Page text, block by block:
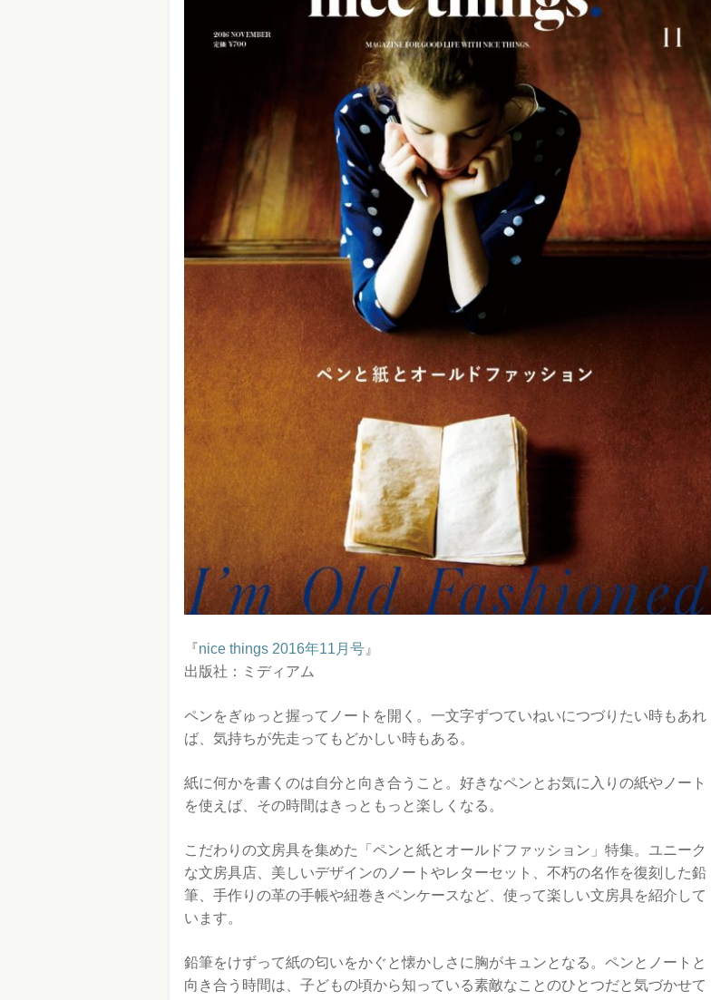
『nice things 2016年11月号 』
出版社：ミディアム
ペンをぎゅっと握ってノートを開く。一文字ずつていねいにつづりたい時もあれ
ば、気持ちが先走ってもどかしい時もある。
紙に何かを書くのは自分と向き合うこと。好きなペンとお気に入りの紙やノート
を使えば、その時間はきっともっと楽しくなる。
こだわりの文房具を集めた「ペンと紙とオールドファッション」特集。ユニーク
な文房具店、美しいデザインのノートやレターセット、不朽の名作を復刻した鉛
筆、手作りの革の手帳や紐巻きペンケースなど、使って楽しい文房具を紹介して
います。
鉛筆をけずって紙の匂いをかぐと懐かしさに胸がキュンとなる。ペンとノートと
向き合う時間は、子どもの頃から知っている素敵なことのひとつだと気づかせて